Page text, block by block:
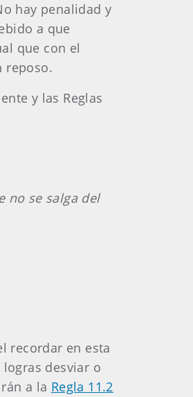
hay penalidad y
a que
que con el
reposo.
y las Reglas
no se salga del
recordar en esta
desviar o
a la Regla 11.2